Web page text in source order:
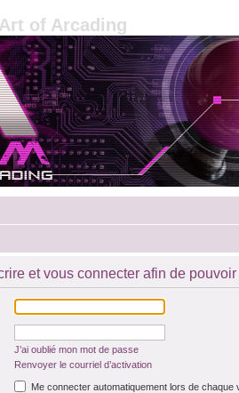
of Arcading
et vous connecter afin de
J’ai oublié mon mot de passe
Renvoyer le courriel d’activation
Me connecter automatiquement lors de chaque